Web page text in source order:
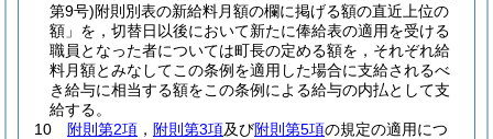
第9号)附則別表の新給料月額の欄に掲げる額の直近上位の
額」を，切替日以後において新たに俸給表の適用を受ける
職員となった者については町長の定める額を，それぞれ給
料月額とみなしてこの条例を適用した場合に支給されるべ
き給与に相当する額をこの条例による給与の内払として支
給する。
10
附則第2項 ， 附則第3項及び附則第5項の規定の適用につ